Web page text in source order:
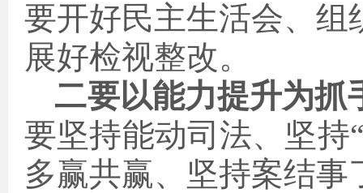
要开好民主生活会、组
展好检视整改。
二要以能力提升为抓
要坚持能动司法、坚持
多赢共赢、坚持案结